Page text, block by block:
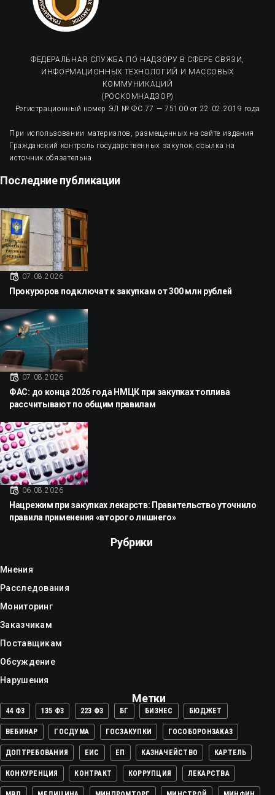
ФЕДЕРАЛЬНАЯ СЛУЖБА ПО НАДЗОРУ В СФЕРЕ СВЯЗИ,
ИНФОРМАЦИОННЫХ ТЕХНОЛОГИЙ И МАССОВЫХ
КОММУНИКАЦИЙ
(РОСКОМНАДЗОР)
Регистрационный номер ЭЛ № ФС 77 — 75100 от 22.02.2019 года
При использовании материалов, размещенных на сайте издания
Гражданский контроль государственных закупок, ссылка на
источник обязательна.
Последние публикации
07.08.2026
Прокуроров подключат к закупкам от 300 млн рублей
07.08.2026
ФАС: до конца 2026 года НМЦК при закупках топлива
рассчитывают по общим правилам
06.08.2026
Нацрежим при закупках лекарств: Правительство уточнило
правила применения «второго лишнего»
Рубрики
Мнения
Расследования
Мониторинг
Заказчикам
Поставщикам
Обсуждение
Нарушения
Метки
44 ФЗ 135 ФЗ 223 ФЗ БГ БИЗНЕС БЮДЖЕТ
ВЕБИНАР ГОСДУМА ГОСЗАКУПКИ ГОСОБОРОНЗАКАЗ
ДОПТРЕБОВАНИЯ ЕИС ЕП КАЗНАЧЕЙСТВО КАРТЕЛЬ
КОНКУРЕНЦИЯ КОНТРАКТ КОРРУПЦИЯ ЛЕКАРСТВА